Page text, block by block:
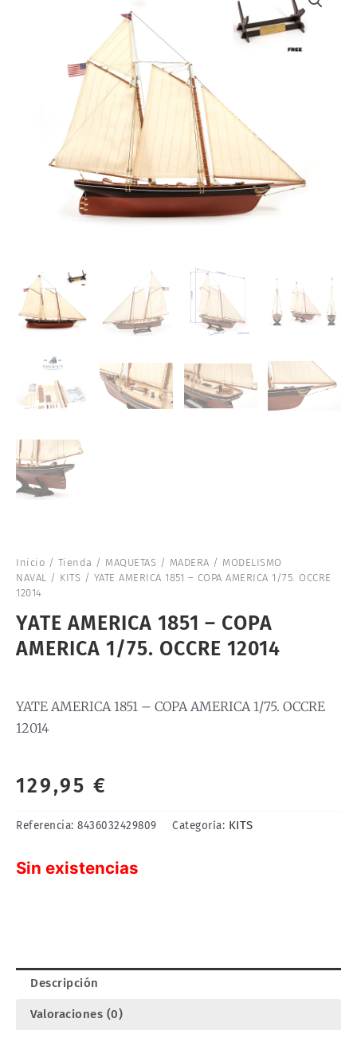
Inicio / Tienda / MAQUETAS / MADERA / MODELISMO
NAVAL / KITS / YATE AMERICA 1851 – COPA AMERICA 1/75. OCCRE
12014
YATE AMERICA 1851 – COPA
AMERICA 1/75. OCCRE 12014
YATE AMERICA 1851 – COPA AMERICA 1/75. OCCRE
12014
129,95 €
Referencia: 8436032429809 Categoría: KITS
Sin existencias
Descripción
Valoraciones (0)